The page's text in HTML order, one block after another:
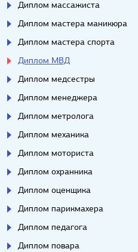
Диплом массажиста
Диплом мастера маникюра
Диплом мастера спорта
Диплом МВД
Диплом медсестры
Диплом менеджера
Диплом метролога
Диплом механика
Диплом моториста
Диплом охранника
Диплом оценщика
Диплом парикмахера
Диплом педагога
Диплом повара